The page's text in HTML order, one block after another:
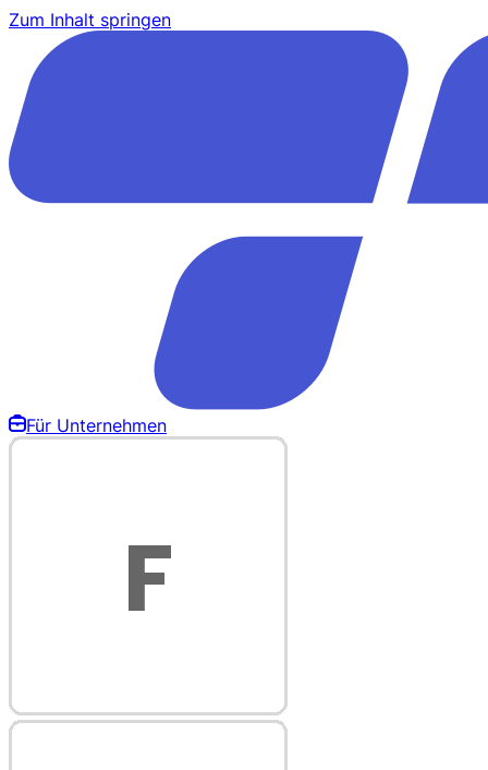
Zum Inhalt springen
Für Unternehmen